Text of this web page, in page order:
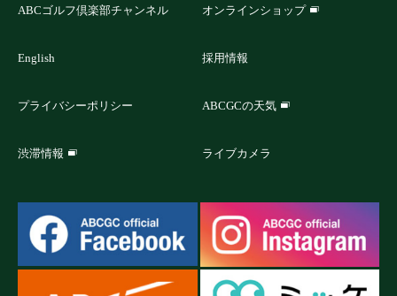
ABCゴルフ倶楽部チャンネル オンラインショップ
English 採用情報
プライバシーポリシー ABCGCの天気
渋滞情報 ライブカメラ